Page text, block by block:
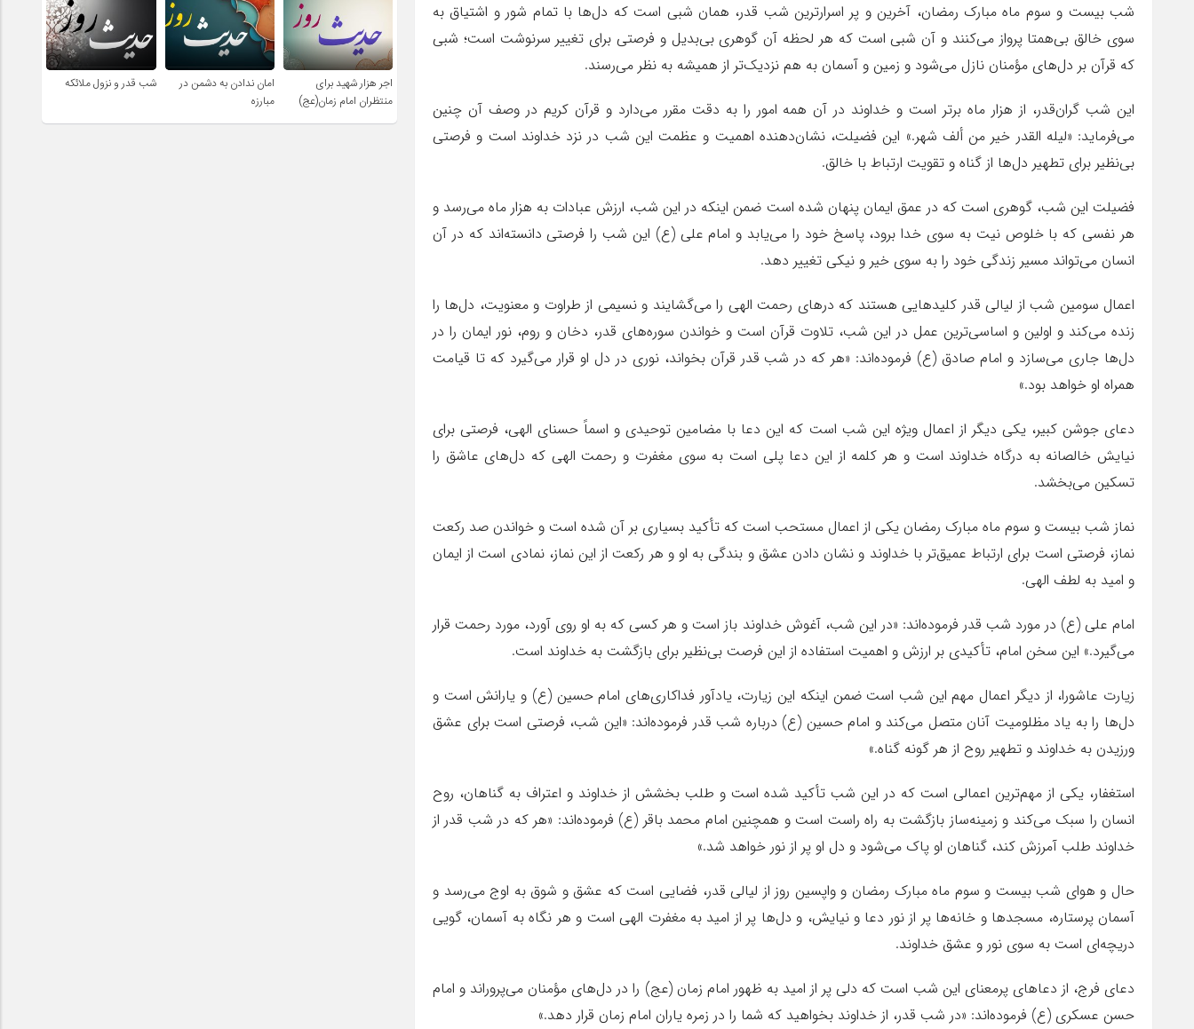
شب بیست و سوم ماه مبارک رمضان، آخرین و پر اسرارترین شب قدر، همان شبی است که دل‌ها با تمام شور و اشتیاق به
سوی خالق بی‌همتا پرواز می‌کنند و آن شبی است که هر لحظه آن گوهری بی‌بدیل و فرصتی برای تغییر سرنوشت است؛ شبی
که قرآن بر دل‌های مؤمنان نازل می‌شود و زمین و آسمان به هم نزدیک‌تر از همیشه به نظر می‌رسند.
این شب گران‌قدر، از هزار ماه برتر است و خداوند در آن همه امور را به دقت مقرر می‌دارد و قرآن کریم در وصف آن چنین
می‌فرماید: «لیله القدر خیر من ألف شهر.» این فضیلت، نشان‌دهنده اهمیت و عظمت این شب در نزد خداوند است و فرصتی
بی‌نظیر برای تطهیر دل‌ها از گناه و تقویت ارتباط با خالق.
فضیلت این شب، گوهری است که در عمق ایمان پنهان شده است ضمن اینکه در این شب، ارزش عبادات به هزار ماه می‌رسد و
هر نفسی که با خلوص نیت به سوی خدا برود، پاسخ خود را می‌یابد و امام علی (ع) این شب را فرصتی دانسته‌اند که در آن
انسان می‌تواند مسیر زندگی خود را به سوی خیر و نیکی تغییر دهد.
اعمال سومین شب از لیالی قدر کلیدهایی هستند که درهای رحمت الهی را می‌گشایند و نسیمی از طراوت و معنویت، دل‌ها را
زنده می‌کند و اولین و اساسی‌ترین عمل در این شب، تلاوت قرآن است و خواندن سوره‌های قدر، دخان و روم، نور ایمان را در
دل‌ها جاری می‌سازد و امام صادق (ع) فرموده‌اند: «هر که در شب قدر قرآن بخواند، نوری در دل او قرار می‌گیرد که تا قیامت
همراه او خواهد بود.»
دعای جوشن کبیر، یکی دیگر از اعمال ویژه این شب است که این دعا با مضامین توحیدی و اسماً حسنای الهی، فرصتی برای
نیایش خالصانه به درگاه خداوند است و هر کلمه از این دعا پلی است به سوی مغفرت و رحمت الهی که دل‌های عاشق را
تسکین می‌بخشد.
نماز شب بیست و سوم ماه مبارک رمضان یکی از اعمال مستحب است که تأکید بسیاری بر آن شده است و خواندن صد رکعت
نماز، فرصتی است برای ارتباط عمیق‌تر با خداوند و نشان دادن عشق و بندگی به او و هر رکعت از این نماز، نمادی است از ایمان
و امید به لطف الهی.
امام علی (ع) در مورد شب قدر فرموده‌اند: «در این شب، آغوش خداوند باز است و هر کسی که به او روی آورد، مورد رحمت قرار
می‌گیرد.» این سخن امام، تأکیدی بر ارزش و اهمیت استفاده از این فرصت بی‌نظیر برای بازگشت به خداوند است.
زیارت عاشورا، از دیگر اعمال مهم این شب است ضمن اینکه این زیارت، یادآور فداکاری‌های امام حسین (ع) و یارانش است و
دل‌ها را به یاد مظلومیت آنان متصل می‌کند و امام حسین (ع) درباره شب قدر فرموده‌اند: «این شب، فرصتی است برای عشق
ورزیدن به خداوند و تطهیر روح از هر گونه گناه.»
استغفار، یکی از مهم‌ترین اعمالی است که در این شب تأکید شده است و طلب بخشش از خداوند و اعتراف به گناهان، روح
انسان را سبک می‌کند و زمینه‌ساز بازگشت به راه راست است و همچنین امام محمد باقر (ع) فرموده‌اند: «هر که در شب قدر از
خداوند طلب آمرزش کند، گناهان او پاک می‌شود و دل او پر از نور خواهد شد.»
حال و هوای شب بیست و سوم ماه مبارک رمضان و واپسین روز از لیالی قدر، فضایی است که عشق و شوق به اوج می‌رسد و
آسمان پرستاره، مسجدها و خانه‌ها پر از نور دعا و نیایش، و دل‌ها پر از امید به مغفرت الهی است و هر نگاه به آسمان، گویی
دریچه‌ای است به سوی نور و عشق خداوند.
دعای فرج، از دعاهای پرمعنای این شب است که دلی پر از امید به ظهور امام زمان (عج) را در دل‌های مؤمنان می‌پروراند و امام
حسن عسکری (ع) فرموده‌اند: «در شب قدر، از خداوند بخواهید که شما را در زمره یاران امام زمان قرار دهد.»
اجر هزار شهید برای
منتظران امام زمان(عج)
امان ندادن به دشمن در
مبارزه
شب قدر و نزول ملائکه